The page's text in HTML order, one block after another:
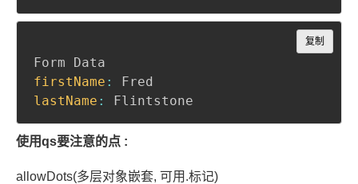
firstName :
lastName : Flintstone
复制
Copy
使用qs要注意的点 :
allowDots(多层对象嵌套, 可用.标记)